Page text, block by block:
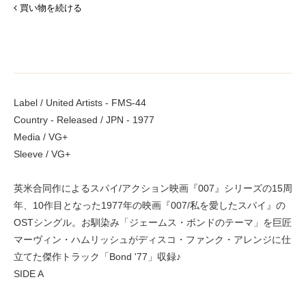
買い物を続ける
Label / United Artists - FMS-44
Country - Released / JPN - 1977
Media / VG+
Sleeve / VG+
英米合同作によるスパイ/アクション映画『007』シリーズの15周
年、10作目となった1977年の映画『007/私を愛したスパイ』の
OSTシングル。お馴染み「ジェームス・ボンドのテーマ」を巨匠
マーヴィン・ハムリッシュがディスコ・ファンク・アレンジに仕
立てた傑作トラック「Bond '77」収録♪
SIDE A